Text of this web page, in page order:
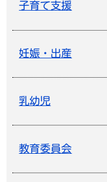
子育て支援
妊娠・出産
乳幼児
教育委員会